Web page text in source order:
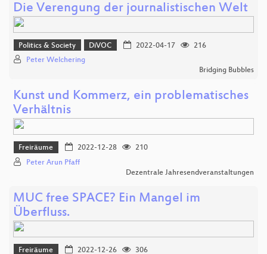
Die Verengung der journalistischen Welt
Politics & Society DiVOC 2022-04-17
216
Peter Welchering
Bridging Bubbles
Kunst und Kommerz, ein problematisches
Verhältnis
Freiräume 2022-12-28
210
Peter Arun Pfaff
Dezentrale Jahresendveranstaltungen
MUC free SPACE? Ein Mangel im
Überfluss.
Freiräume 2022-12-26 306